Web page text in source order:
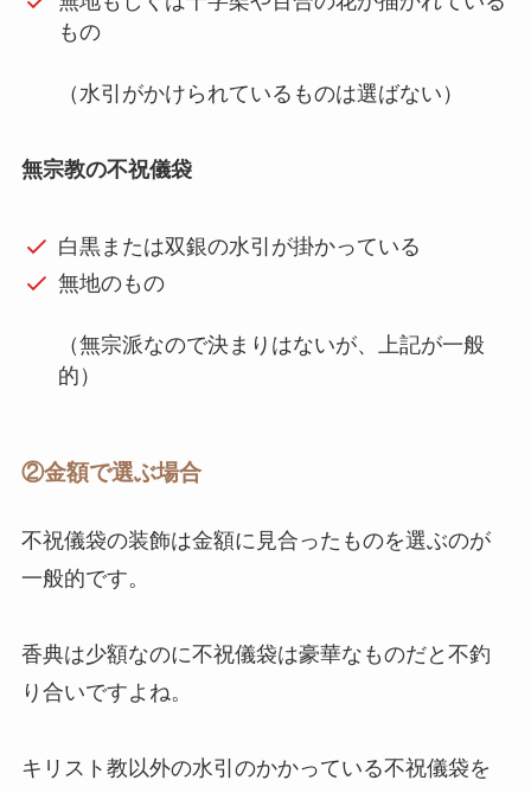
もの
（水引がかけられているものは選ばない）
無宗教の不祝儀袋
白黒または双銀の水引が掛かっている
無地のもの
（無宗派なので決まりはないが、上記が一般
的）
②金額で選ぶ場合
不祝儀袋の装飾は金額に見合ったものを選ぶのが
一般的です。
香典は少額なのに不祝儀袋は豪華なものだと不釣
り合いですよね。
キリスト教以外の水引のかかっている不祝儀袋を